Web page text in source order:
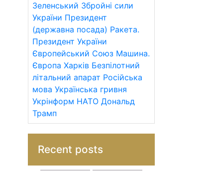
Зеленський Збройні сили
України Президент
(державна посада) Ракета.
Президент України
Європейський Союз Машина.
Європа Харків Безпілотний
літальний апарат Російська
мова Українська гривня
Укрінформ НАТО Дональд
Трамп
Recent posts